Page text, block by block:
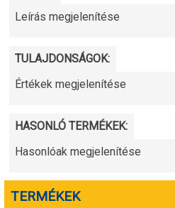
Leírás megjelenítése
TULAJDONSÁGOK:
Értékek megjelenítése
HASONLÓ TERMÉKEK:
Hasonlóak megjelenítése
TERMÉKEK